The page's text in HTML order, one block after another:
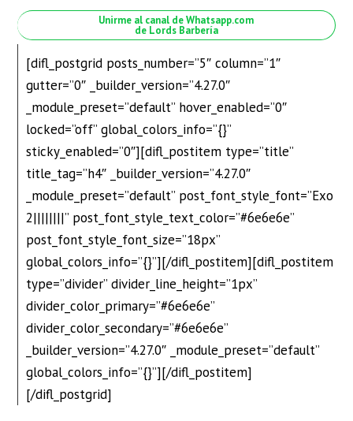
Unirme al canal de Whatsapp.com
de Lords Barbería
[difl_postgrid posts_number=”5″ column=”1″
gutter=”0″ _builder_version=”4.27.0″
_module_preset=”default” hover_enabled=”0″
locked=”off” global_colors_info=”{}”
sticky_enabled=”0″][difl_postitem type=”title”
title_tag=”h4″ _builder_version=”4.27.0″
_module_preset=”default” post_font_style_font=”Exo
2||||||||” post_font_style_text_color=”#6e6e6e”
post_font_style_font_size=”18px”
global_colors_info=”{}”][/difl_postitem][difl_postitem
type=”divider” divider_line_height=”1px”
divider_color_primary=”#6e6e6e”
divider_color_secondary=”#6e6e6e”
_builder_version=”4.27.0″ _module_preset=”default”
global_colors_info=”{}”][/difl_postitem]
[/difl_postgrid]